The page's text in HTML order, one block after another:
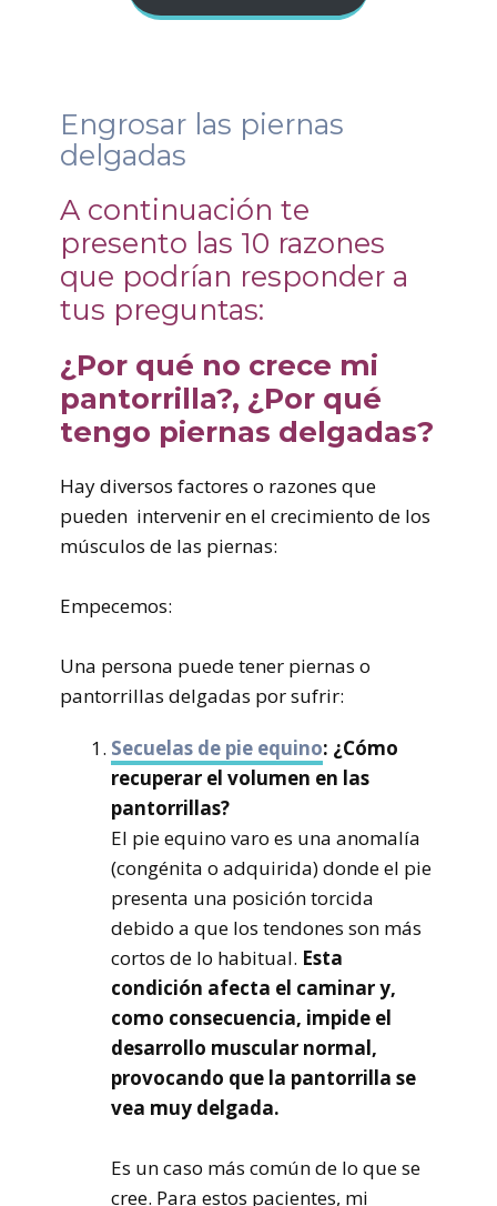
Engrosar las piernas
delgadas
A continuación te
presento las 10 razones
que podrían responder a
tus preguntas:
¿Por qué no crece mi
pantorrilla?, ¿Por qué
tengo piernas delgadas?
Hay diversos factores o razones que
pueden intervenir en el crecimiento de los
músculos de las piernas:
Empecemos:
Una persona puede tener piernas o
pantorrillas delgadas por sufrir:
Secuelas de pie equino: ¿Cómo
recuperar el volumen en las
pantorrillas?
El pie equino varo es una anomalía
(congénita o adquirida) donde el pie
presenta una posición torcida
debido a que los tendones son más
cortos de lo habitual. Esta
condición afecta el caminar y,
como consecuencia, impide el
desarrollo muscular normal,
provocando que la pantorrilla se
vea muy delgada.
Es un caso más común de lo que se
cree. Para estos pacientes, mi